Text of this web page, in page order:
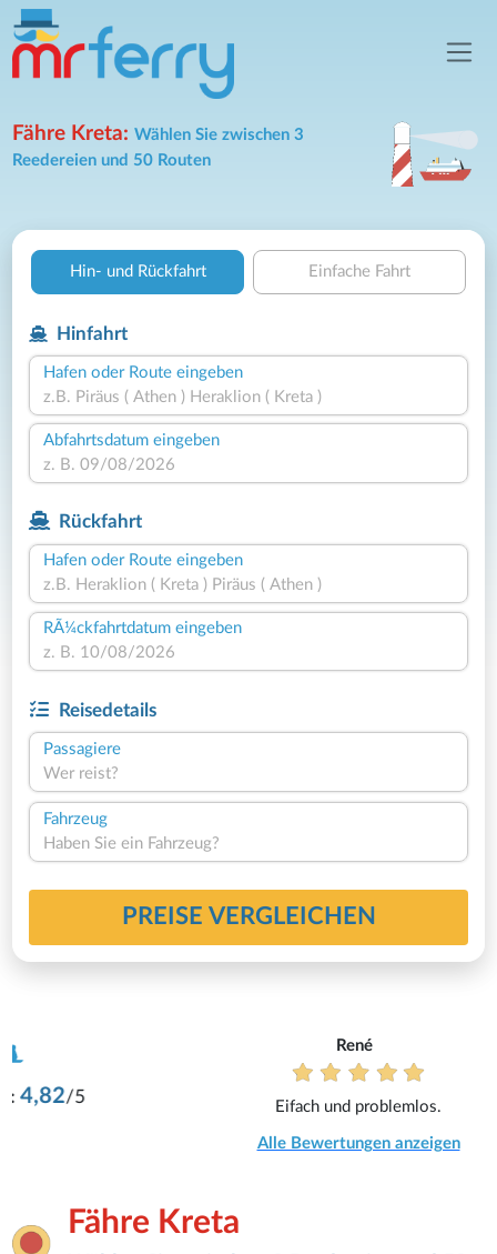
Fähre Kreta:Wählen Sie zwischen 3
Reedereien und 50 Routen
Hin- und Rückfahrt Einfache Fahrt
Hinfahrt
Hafen oder Route eingeben
Abfahrtsdatum eingeben
Rückfahrt
Hafen oder Route eingeben
RÃ¼ckfahrtdatum eingeben
Reisedetails
Passagiere
Wer reist?
Fahrzeug
Haben Sie ein Fahrzeug?
PREISE VERGLEICHEN
Eifach und problemlos.
Alle Bewertungen anzeigen
Fähre Kreta